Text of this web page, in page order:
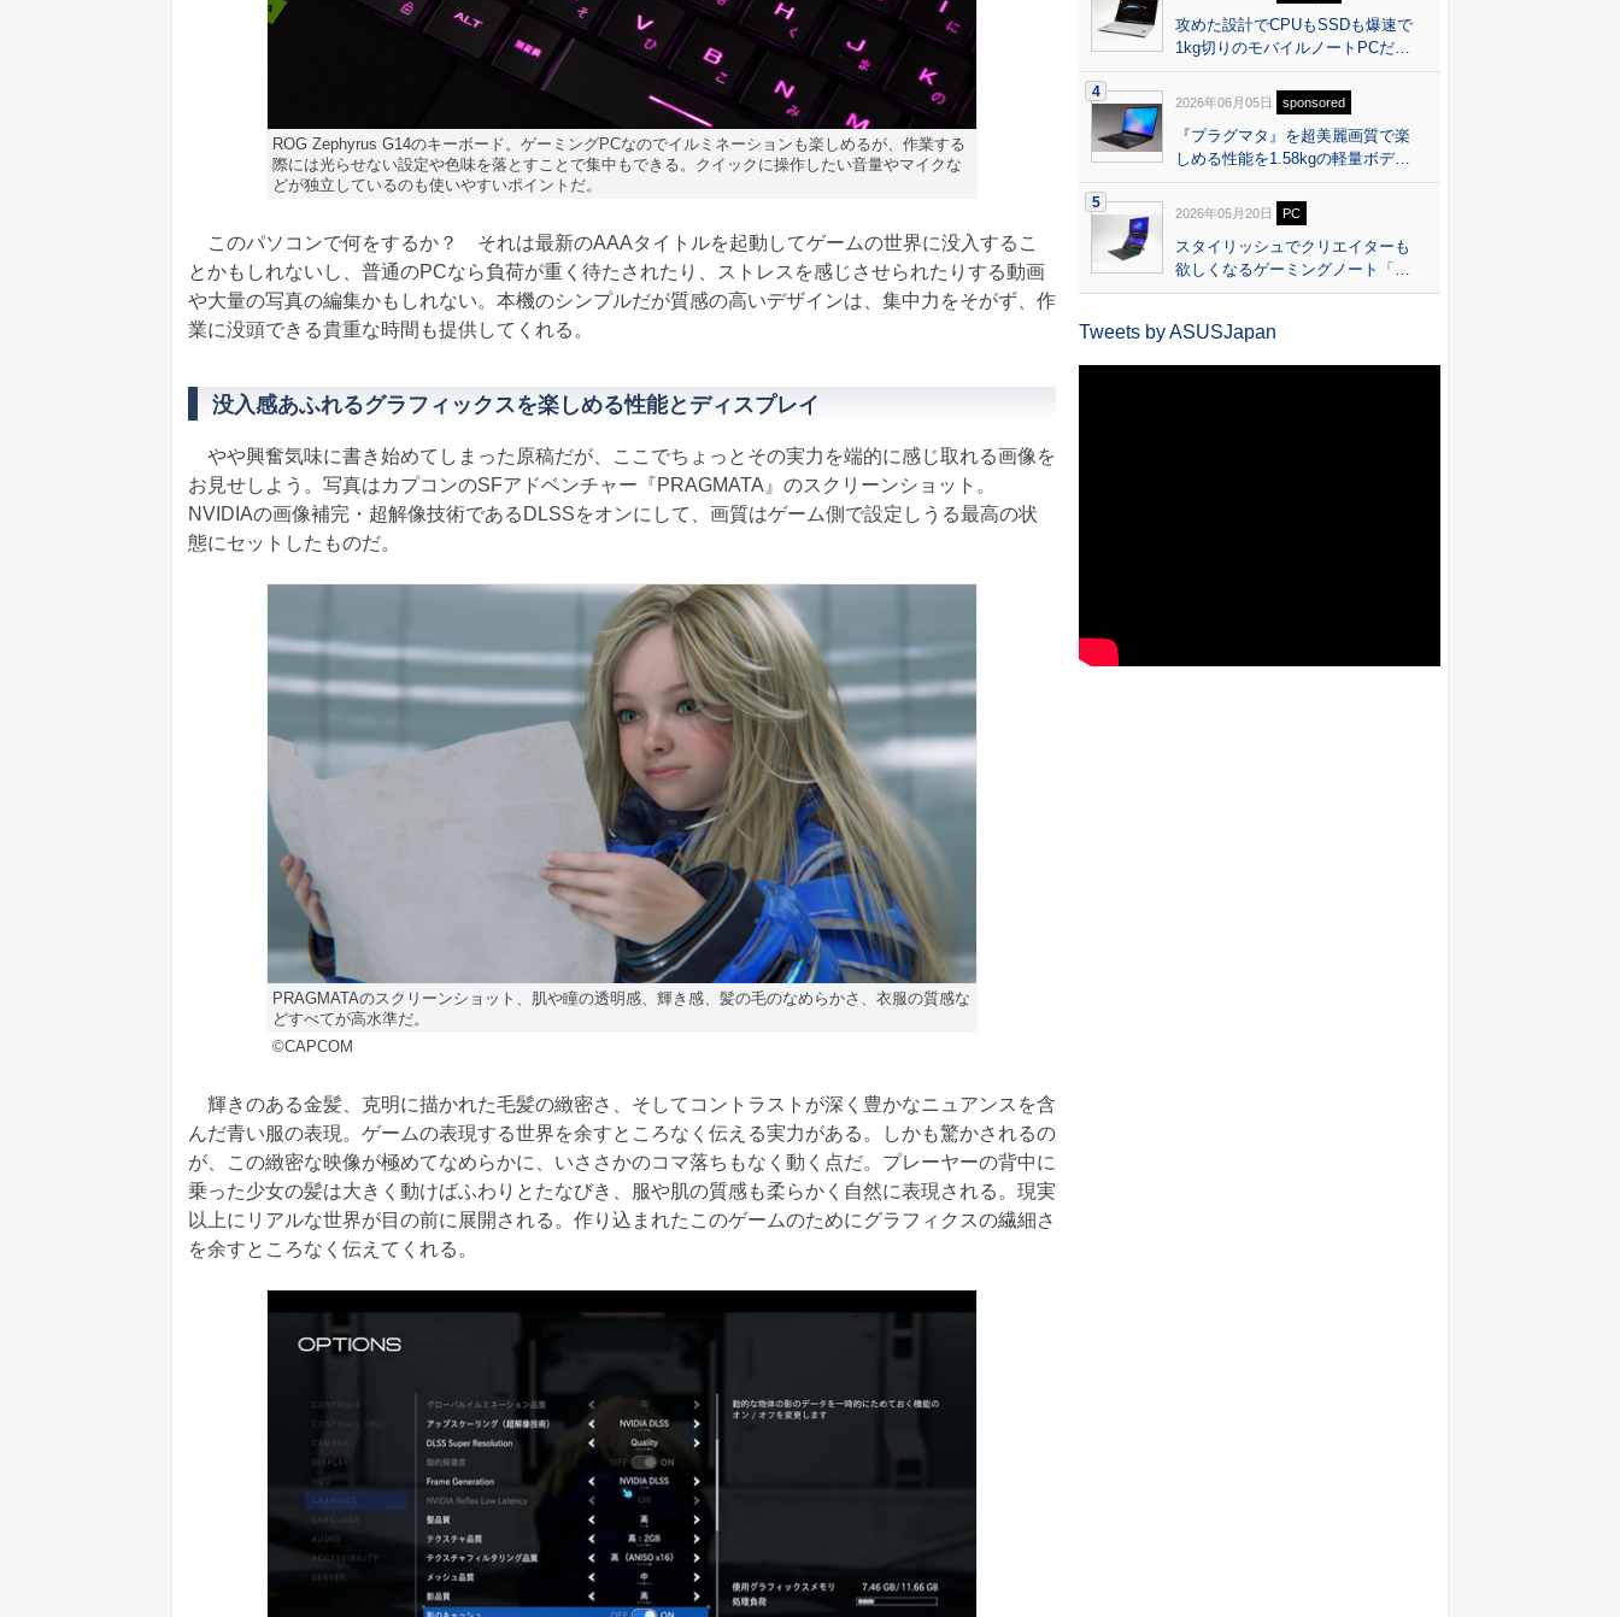
ROG Zephyrus G14のキーボード。ゲーミングPCなのでイルミネーションも楽しめるが、作業する
際には光らせない設定や色味を落とすことで集中もできる。クイックに操作したい音量やマイクな
どが独立しているのも使いやすいポイントだ。
このパソコンで何をするか？ それは最新のAAAタイトルを起動してゲームの世界に没入するこ
とかもしれないし、普通のPCなら負荷が重く待たされたり、ストレスを感じさせられたりする動画
や大量の写真の編集かもしれない。本機のシンプルだが質感の高いデザインは、集中力をそがず、作
業に没頭できる貴重な時間も提供してくれる。
没入感あふれるグラフィックスを楽しめる性能とディスプレイ
やや興奮気味に書き始めてしまった原稿だが、ここでちょっとその実力を端的に感じ取れる画像を
お見せしよう。写真はカプコンのSFアドベンチャー『PRAGMATA』のスクリーンショット。
NVIDIAの画像補完・超解像技術であるDLSSをオンにして、画質はゲーム側で設定しうる最高の状
態にセットしたものだ。
PRAGMATAのスクリーンショット、肌や瞳の透明感、輝き感、髪の毛のなめらかさ、衣服の質感な
どすべてが高水準だ。
©CAPCOM
輝きのある金髪、克明に描かれた毛髪の緻密さ、そしてコントラストが深く豊かなニュアンスを含
んだ青い服の表現。ゲームの表現する世界を余すところなく伝える実力がある。しかも驚かされるの
が、この緻密な映像が極めてなめらかに、いささかのコマ落ちもなく動く点だ。プレーヤーの背中に
乗った少女の髪は大きく動けばふわりとたなびき、服や肌の質感も柔らかく自然に表現される。現実
以上にリアルな世界が目の前に展開される。作り込まれたこのゲームのためにグラフィクスの繊細さ
を余すところなく伝えてくれる。
攻めた設計でCPUもSSDも爆速で
1kg切りのモバイルノートPCだ…
4
2026年06月05日 sponsored
『プラグマタ』を超美麗画質で楽
しめる性能を1.58kgの軽量ボデ…
5
2026年05月20日 PC
スタイリッシュでクリエイターも
欲しくなるゲーミングノート「…
Tweets by ASUSJapan